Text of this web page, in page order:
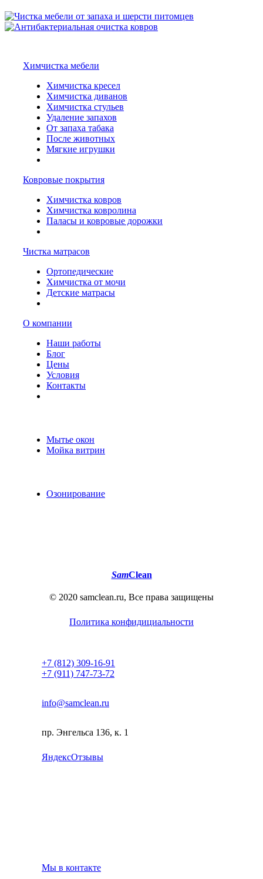
Химчистка мебели
Химчистка кресел
Химчистка диванов
Химчистка стульев
Удаление запахов
От запаха табака
После животных
Мягкие игрушки
Ковровые покрытия
Химчистка ковров
Химчистка ковролина
Паласы и ковровые дорожки
Чистка матрасов
Ортопедические
Химчистка от мочи
Детские матрасы
О компании
Наши работы
Блог
Цены
Условия
Контакты
Мытье окон
Мойка витрин
Озонирование
SamClean
© 2020 samclean.ru, Все права защищены
Политика конфидициальности
+7 (812) 309-16-91
+7 (911) 747-73-72
info@samclean.ru
пр. Энгельса 136, к. 1
ЯндексОтзывы
Мы в контакте